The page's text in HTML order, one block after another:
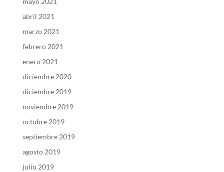
abril 2021
marzo 2021
febrero 2021
enero 2021
diciembre 2020
diciembre 2019
noviembre 2019
octubre 2019
septiembre 2019
agosto 2019
julio 2019